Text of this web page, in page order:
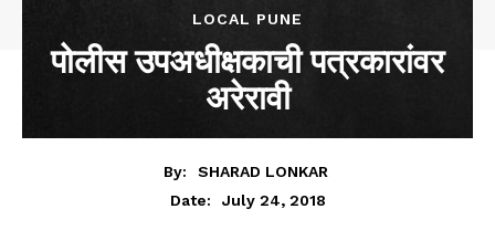
LOCAL PUNE
पोलीस उपअधीक्षकाची पत्रकारांवर
अरेरावी
By:
SHARAD LONKAR
Date:
July 24, 2018